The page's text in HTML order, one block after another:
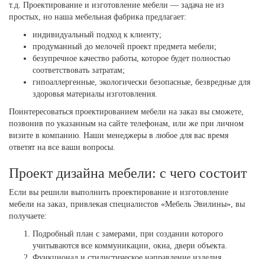
т.д. Проектирование и изготовление мебели — задача не из
простых, но наша мебельная фабрика предлагает:
индивидуальный подход к клиенту;
продуманный до мелочей проект предмета мебели;
безупречное качество работы, которое будет полностью
соответствовать затратам;
гипоаллергенные, экологически безопасные, безвредные для
здоровья материалы изготовления.
Поинтересоваться проектированием мебели на заказ вы сможете,
позвонив по указанным на сайте телефонам, или же при личном
визите в компанию. Наши менеджеры в любое для вас время
ответят на все ваши вопросы.
Проект дизайна мебели: с чего состоит
Если вы решили выполнить проектирование и изготовление
мебели на заказ, привлекая специалистов «Мебель Эвилины», вы
получаете:
Подробный план с замерами, при создании которого
учитываются все коммуникации, окна, двери объекта.